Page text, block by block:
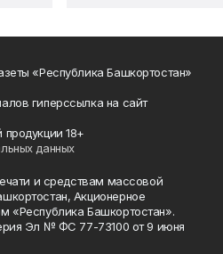
«Республика Башкортостан»
гиперссылка на сайт
18+
данных
и средствам массовой
Акционерное
«Республика Башкортостан».
Эл № ФС 77-73100 от 9 июня